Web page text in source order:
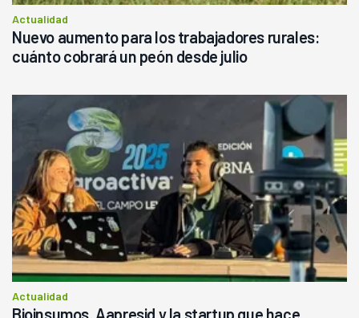
Actualidad
Nuevo aumento para los trabajadores rurales:
cuánto cobrará un peón desde julio
Actualidad
Bioinsumos, Aapresid y la startup que hace